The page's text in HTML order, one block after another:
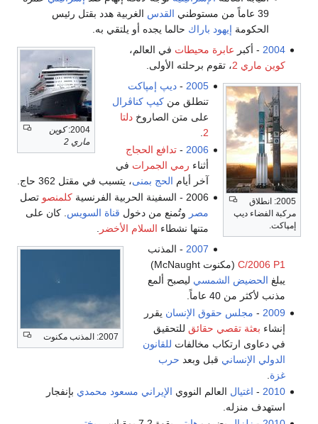
39 عاماً من مستوطني
القدس الغربية هدد بقتل رئيس
الحكومة إيهود باراك حالما يجده أو يلتقي به.
2004: كوين
ماري 2
2004 - أكبر عابرة محيطات في العالم،
كوين ماري 2
، تقوم برحلته الأولى.
2005: انطلاق
مركبة الفضاء ديپ
إمپاكت.
2005
- ديپ إمپاكت
تنطلق من كيپ كناڤرال
على متن الصاروخ دلتا
2
.
2006
- تدافع الحجاج
أثناء رمي الجمرات في
آخر أيام الحج بمنى، يتسبب في مقتل 362 حاج.
2006 - السفينة الحربية الفرنسية
كلمنصو تصل
مصر وتُمنع من دخول قناة السويس. كان على
متنها نشطاء السلام الأخضر .
2007: المذنب مكنوت
2007- المذنب
C/2006 P1
(مكنوت McNaught)
يبلغ الحضيض الشمسي ليصبح ألمع
مذنب لأكثر من 40 عاماً.
2009
- مجلس حقوق الإنسان يقرر
إنشاء بعثة تقصي حقائق للتحقيق
في دعاوى ارتكاب مخالفات للقانون
الدولي الإنساني قبل وبعد حرب
غزة
2010
- اغتيال العالم النووي الإيراني مسعود محمدي بإنفجار
استهدف منزله.